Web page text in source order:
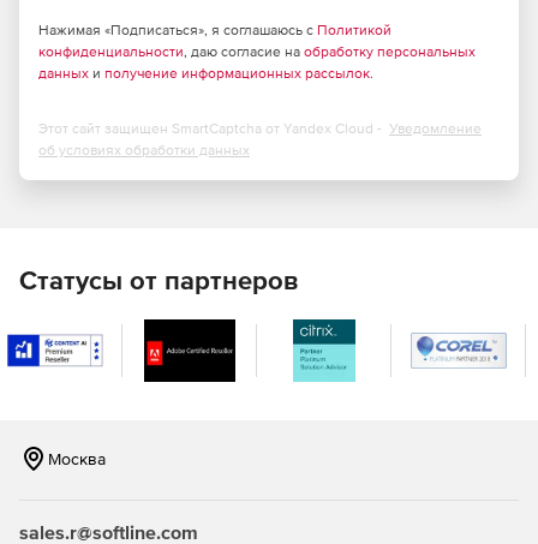
Нажимая «Подписаться», я соглашаюсь с Политикой
конфиденциальности, даю согласие на обработку персональных
данных и получение информационных рассылок.
Этот сайт защищен SmartCaptcha от Yandex Cloud - Уведомление
об условиях обработки данных
Статусы от партнеров
Москва
sales.r@softline.com